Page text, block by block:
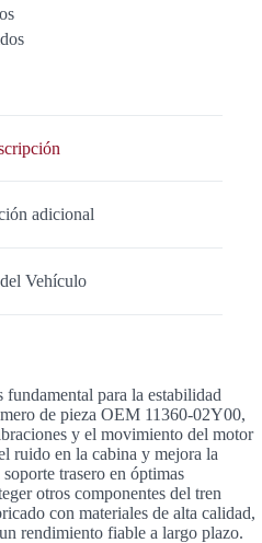
adicional
Vehículo
fundamental para la estabilidad
de pieza OEM 11360-02Y00,
y el movimiento del motor
ruido en la cabina y mejora la
trasero en óptimas
otros componentes del tren
con materiales de alta calidad,
rendimiento fiable a largo plazo.